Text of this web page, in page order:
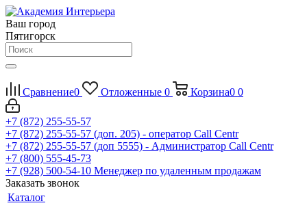
Ваш город
Пятигорск
Сравнение0 Отложенные 0 Корзина0 0
+7 (872) 255-55-57
+7 (872) 255-55-57 (доп. 205) - оператор Call Centr
+7 (872) 255-55-57 (доп 5555) - Администратор Call Centr
+7 (800) 555-45-73
+7 (928) 500-54-10 Менеджер по удаленным продажам
Заказать звонок
Каталог